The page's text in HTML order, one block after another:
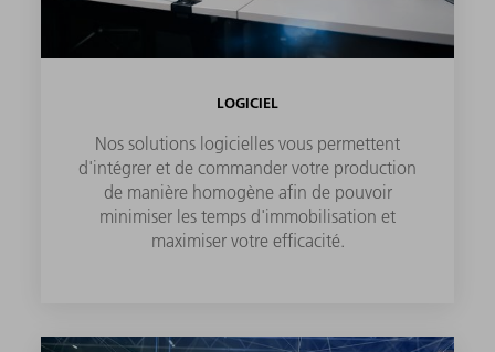
LOGICIEL
Nos solutions logicielles vous permettent
d'intégrer et de commander votre production
de manière homogène afin de pouvoir
minimiser les temps d'immobilisation et
maximiser votre efficacité.